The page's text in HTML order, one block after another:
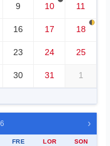
9 10 11
16 17 18
23 24 25
30 31 1
›
FRE LOR SON